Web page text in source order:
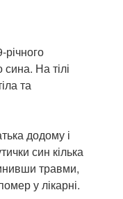
річного
На тілі
та
додому і
син кілька
травми,
у лікарні.